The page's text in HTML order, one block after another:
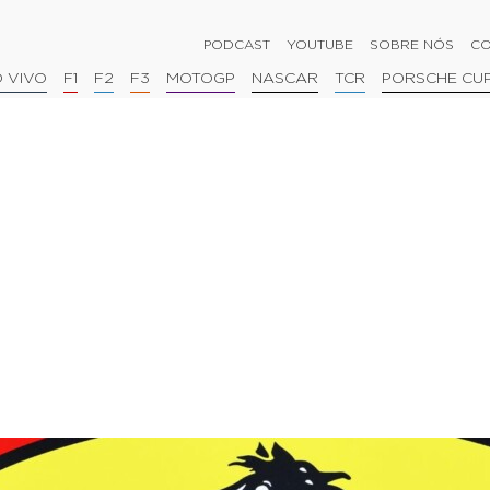
PODCAST YOUTUBE SOBRE NÓS
VIVO F1 F2 F3 MOTOGP NASCAR TCR PORSCHE